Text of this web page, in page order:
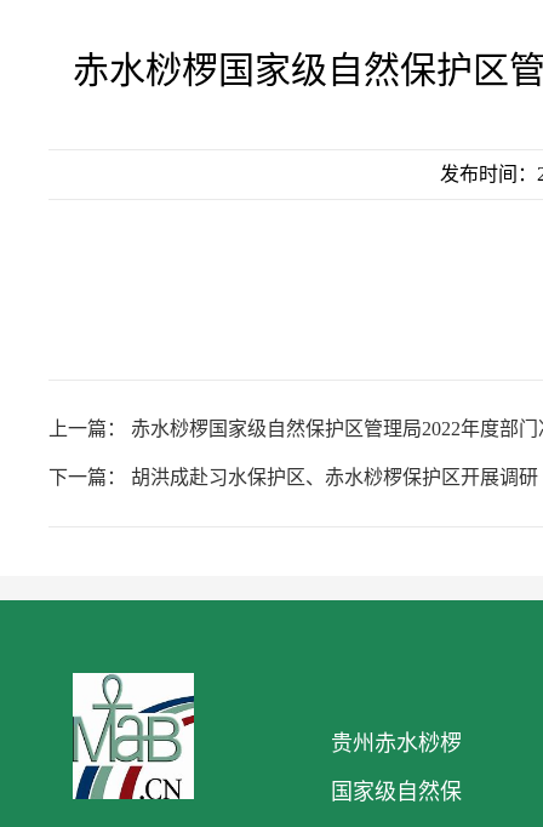
赤水桫椤国家级自然保护区
发布时间：
上一篇： 赤水桫椤国家级自然保护区管理局2022年度部
下一篇： 胡洪成赴习水保护区、赤水桫椤保护区开展调研
贵州赤水桫椤
国家级自然保